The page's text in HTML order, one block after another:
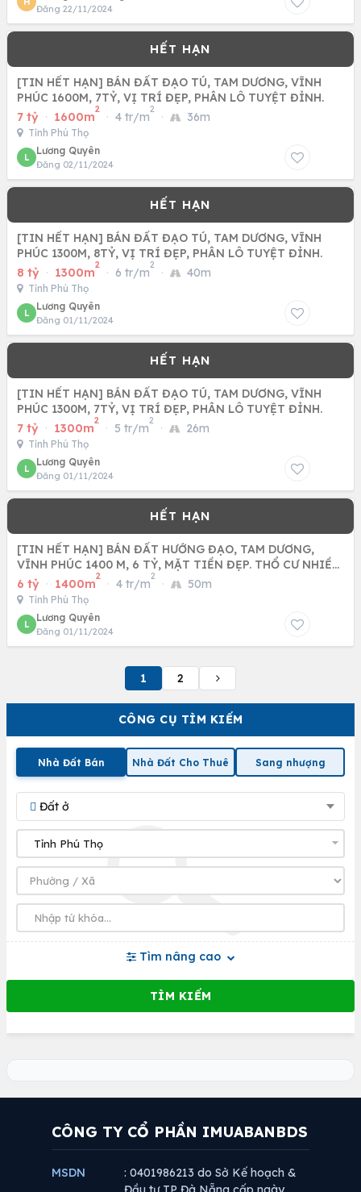
CÔNG CỤ TÌM KIẾM
Nhà Đất Bán Nhà Đất Cho Thuê Sang nhượng
Đất ở
Tìm nâng cao
Đăng 22/11/2024
[TIN HẾT HẠN] BÁN ĐẤT ĐẠO TÚ, TAM DƯƠNG, VĨNH
PHÚC 1600M, 7TỶ, VỊ TRÍ ĐẸP, PHÂN LÔ TUYỆT ĐỈNH.
7 tỷ · 1600m
2
· 4 tr/m
2
· 36m
Tỉnh Phú Thọ
L
Lương Quyên
Đăng 02/11/2024
[TIN HẾT HẠN] BÁN ĐẤT ĐẠO TÚ, TAM DƯƠNG, VĨNH
PHÚC 1300M, 8TỶ, VỊ TRÍ ĐẸP, PHÂN LÔ TUYỆT ĐỈNH.
8 tỷ · 1300m
2
· 6 tr/m
2
· 40m
Tỉnh Phú Thọ
L
Lương Quyên
Đăng 01/11/2024
[TIN HẾT HẠN] BÁN ĐẤT ĐẠO TÚ, TAM DƯƠNG, VĨNH
PHÚC 1300M, 7TỶ, VỊ TRÍ ĐẸP, PHÂN LÔ TUYỆT ĐỈNH.
7 tỷ · 1300m
2
· 5 tr/m
2
· 26m
Tỉnh Phú Thọ
L
Lương Quyên
Đăng 01/11/2024
[TIN HẾT HẠN] BÁN ĐẤT HƯỚNG ĐẠO, TAM DƯƠNG,
VĨNH PHÚC 1400 M, 6 TỶ, MẶT TIỀN ĐẸP. THỔ CƯ NHIỀU,
PHÂN LÔ TUYỆT
6 tỷ · 1400m
2
· 4 tr/m
2
· 50m
Tỉnh Phú Thọ
L
Lương Quyên
Đăng 01/11/2024
1 2
CÔNG TY CỔ PHẦN IMUABANBDS
MSDN
: 0401986213 do Sở Kế hoạch &